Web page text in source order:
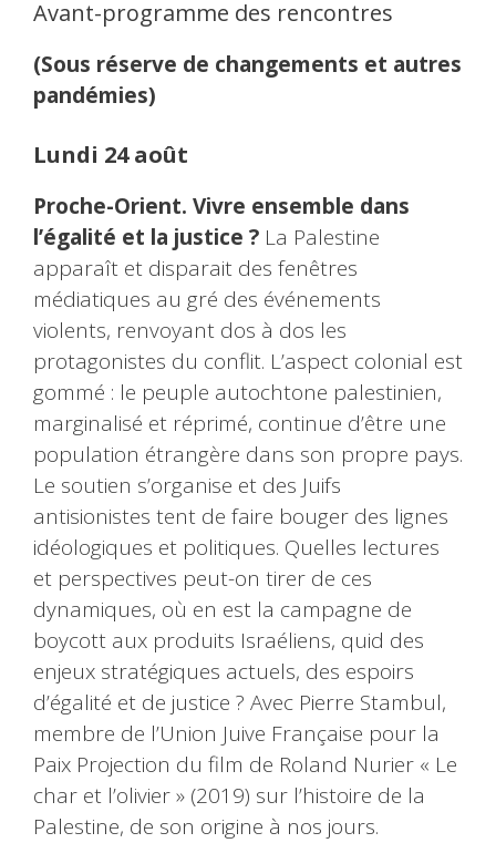
Avant-programme des rencontres
(Sous réserve de changements et autres
pandémies)
Lundi 24 août
Proche-Orient. Vivre ensemble dans
l’égalité et la justice ? La Palestine
apparaît et disparait des fenêtres
médiatiques au gré des événements
violents, renvoyant dos à dos les
protagonistes du conflit. L’aspect colonial est
gommé : le peuple autochtone palestinien,
marginalisé et réprimé, continue d’être une
population étrangère dans son propre pays.
Le soutien s’organise et des Juifs
antisionistes tent de faire bouger des lignes
idéologiques et politiques. Quelles lectures
et perspectives peut-on tirer de ces
dynamiques, où en est la campagne de
boycott aux produits Israéliens, quid des
enjeux stratégiques actuels, des espoirs
d’égalité et de justice ? Avec Pierre Stambul,
membre de l’Union Juive Française pour la
Paix Projection du film de Roland Nurier « Le
char et l’olivier » (2019) sur l’histoire de la
Palestine, de son origine à nos jours.